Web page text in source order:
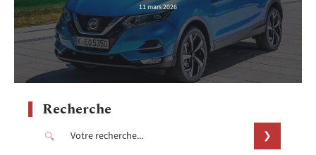
11 mars 2026
Recherche